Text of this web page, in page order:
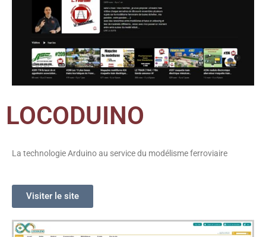
LOCODUINO
La technologie Arduino au service du modélisme ferroviaire
Visiter le site